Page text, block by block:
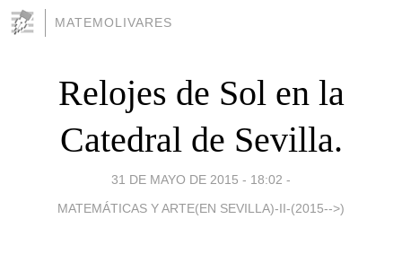
MATEMOLIVARES
Relojes de Sol en la
Catedral de Sevilla.
31 DE MAYO DE 2015 - 18:02 -
MATEMÁTICAS Y ARTE(EN SEVILLA)-II-(2015-->)